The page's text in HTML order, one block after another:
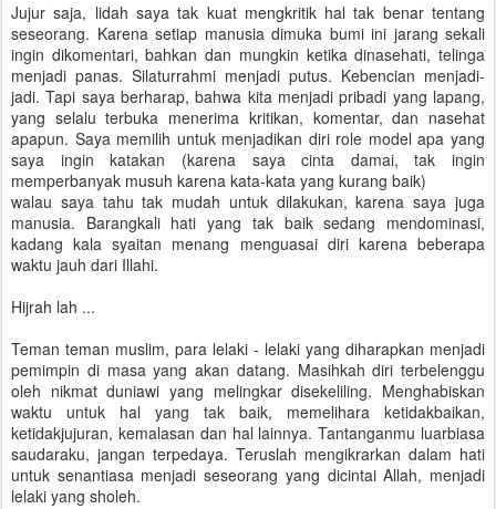
Jujur saja, lidah saya tak kuat mengkritik hal tak benar tentang
seseorang. Karena setiap manusia dimuka bumi ini jarang sekali
ingin dikomentari, bahkan dan mungkin ketika dinasehati, telinga
menjadi panas. Silaturrahmi menjadi putus. Kebencian menjadi-
jadi. Tapi saya berharap, bahwa kita menjadi pribadi yang lapang,
yang selalu terbuka menerima kritikan, komentar, dan nasehat
apapun. Saya memilih untuk menjadikan diri role model apa yang
saya ingin katakan (karena saya cinta damai, tak ingin
memperbanyak musuh karena kata-kata yang kurang baik)
walau saya tahu tak mudah untuk dilakukan, karena saya juga
manusia. Barangkali hati yang tak baik sedang mendominasi,
kadang kala syaitan menang menguasai diri karena beberapa
waktu jauh dari Illahi.
Hijrah lah ...
Teman teman muslim, para lelaki - lelaki yang diharapkan menjadi
pemimpin di masa yang akan datang. Masihkah diri terbelenggu
oleh nikmat duniawi yang melingkar disekeliling. Menghabiskan
waktu untuk hal yang tak baik, memelihara ketidakbaikan,
ketidakjujuran, kemalasan dan hal lainnya. Tantanganmu luarbiasa
saudaraku, jangan terpedaya. Teruslah mengikrarkan dalam hati
untuk senantiasa menjadi seseorang yang dicintai Allah, menjadi
lelaki yang sholeh.